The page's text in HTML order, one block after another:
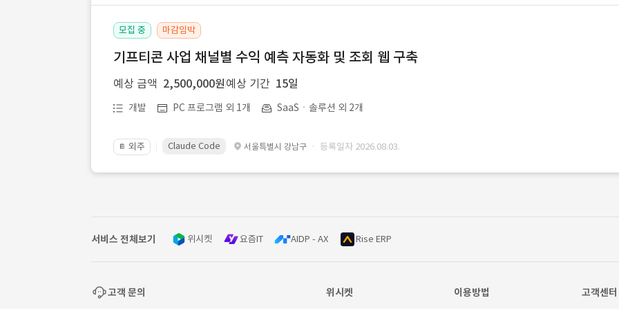
모집 중 마감임박
기프티콘 사업 채널별 수익 예측 자동화 및 조회 웹 구축
예상 금액 2,500,000원 예상 기간 15일
개발 PC 프로그램 외 1개 SaaSㆍ솔루션 외 2개
📔 외주 Claude Code 서울특별시 강남구 · 등록일자 2026.08.03.
서비스 전체보기 위시켓 요즘IT AIDP - AX Rise ERP
고객 문의 위시켓 이용방법 고객센터